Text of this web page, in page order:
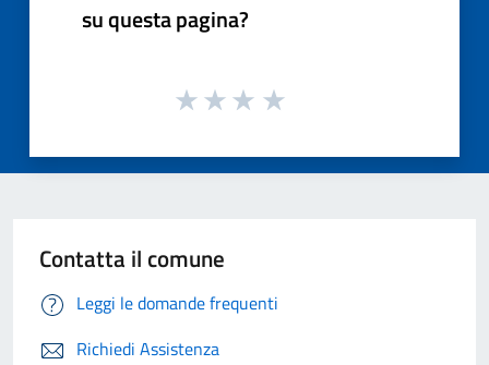
su questa pagina?
Contatta il comune
Leggi le domande frequenti
Richiedi Assistenza